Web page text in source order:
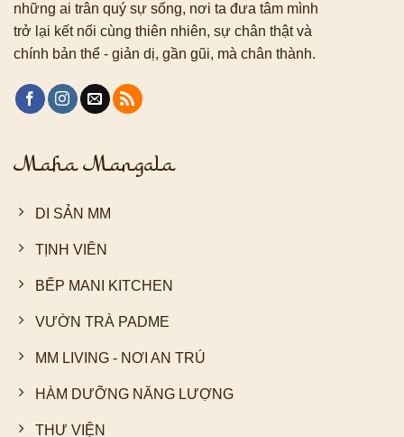
những ai trân quý sự sống, nơi ta đưa tâm mình
trở lại kết nối cùng thiên nhiên, sự chân thật và
chính bản thể - giản dị, gần gũi, mà chân thành.
Maha Mangala
DI SẢN MM
TỊNH VIÊN
BẾP MANI KITCHEN
VƯỜN TRÀ PADME
MM LIVING - NƠI AN TRÚ
HÀM DƯỠNG NĂNG LƯỢNG
THƯ VIỆN